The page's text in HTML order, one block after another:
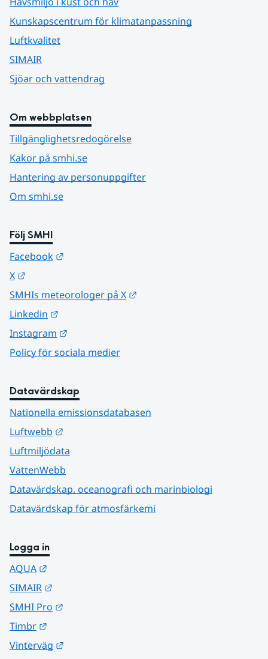
Kunskapscentrum för klimatanpassning
Luftkvalitet
SIMAIR
Sjöar och vattendrag
Om webbplatsen
Tillgänglighetsredogörelse
Kakor på smhi.se
Hantering av personuppgifter
Om smhi.se
Följ SMHI
Facebook
X
SMHIs meteorologer på X
Linkedin
Instagram
Policy för sociala medier
Datavärdskap
Nationella emissionsdatabasen
Luftwebb
Luftmiljödata
VattenWebb
Datavärdskap, oceanografi och marinbiologi
Datavärdskap för atmosfärkemi
Logga in
AQUA
SIMAIR
SMHI Pro
Timbr
Vinterväg